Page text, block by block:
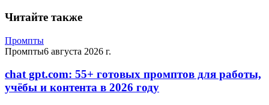
Читайте также
Промпты
Промпты6 августа 2026 г.
chat gpt.com: 55+ готовых промптов для работы,
учёбы и контента в 2026 году